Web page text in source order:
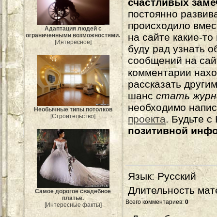
Адаптация людей с
ограниченными возможностями.
[Интересное]
Необычные типы потолков
[Строительство]
Самое дорогое свадебное
платье.
[Интересные факты]
постоянно
происходило
на сайте какие-
буду рад узнать
сообщений на
комментарии
рассказать
шанс стать
необходимо
проекта. Будьте
позитивной
Язык: Русский
Длительность
Всего комментариев: 0